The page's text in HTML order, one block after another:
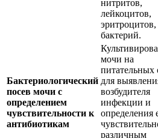
нитритов,
лейкоцитов,
эритроцитов,
бактерий.
Бактериологический
посев мочи с
определением
чувствительности к
антибиотикам
мочи на
питательных
для
возбудителя
инфекции и
определения
различным